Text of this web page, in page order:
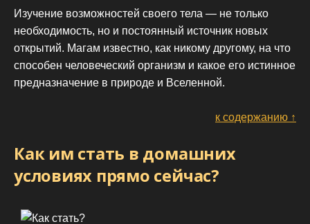
Изучение возможностей своего тела — не только
необходимость, но и постоянный источник новых
открытий. Магам известно, как никому другому, на что
способен человеческий организм и какое его истинное
предназначение в природе и Вселенной.
к содержанию ↑
Как им стать в домашних
условиях прямо сейчас?